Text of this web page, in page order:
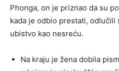
Phonga, on je priznao da su
kada je odbio prestati,
ubistvo kao nesreću.
Na kraju je žena dobila